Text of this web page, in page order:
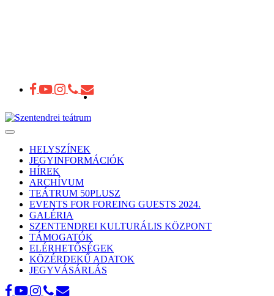
Toggle
navigationHELYSZÍNEK
JEGYINFORMÁCIÓK
HÍREK
ARCHÍVUM
TEÁTRUM 50PLUSZ
EVENTS FOR FOREING GUESTS 2024.
GALÉRIA
SZENTENDREI KULTURÁLIS KÖZPONT
TÁMOGATÓK
ELÉRHETŐSÉGEK
KÖZÉRDEKŰ ADATOK
JEGYVÁSÁRLÁS